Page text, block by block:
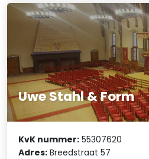
Uwe Stahl & Form
KvK nummer: 55307620
Adres: Breedstraat 57